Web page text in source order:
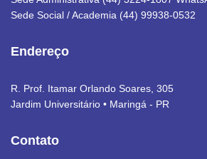
Sede Social / Academia (44) 99938-0532
Endereço
R. Prof. Itamar Orlando Soares, 305
Jardim Universitário • Maringá - PR
Contato